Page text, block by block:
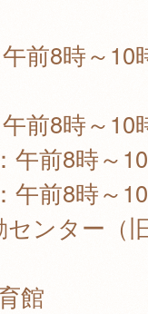
前8時～
前8時～10
午前8時～
午前8時～
ンター（
館